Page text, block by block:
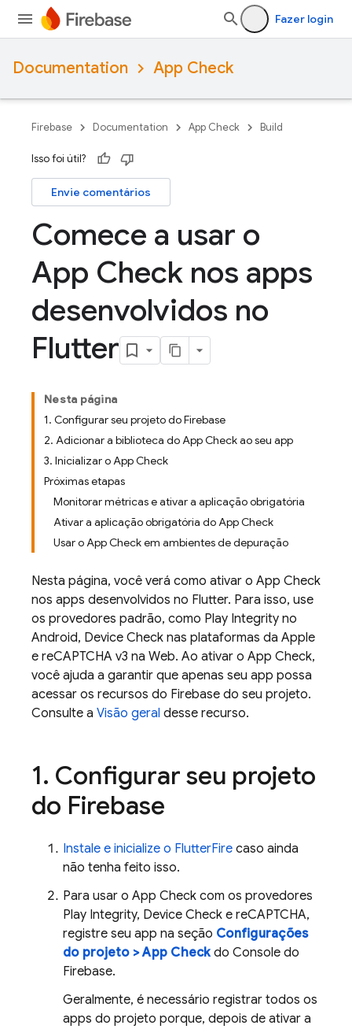
Fazer login
Documentation App Check
Firebase Documentation App Check Build
Isso foi útil?
Envie comentários
Comece a usar o
App Check nos apps
desenvolvidos no
Flutter
Nesta página
1. Configurar seu projeto do Firebase
2. Adicionar a biblioteca do App Check ao seu app
3. Inicializar o App Check
Próximas etapas
Monitorar métricas e ativar a aplicação obrigatória
Ativar a aplicação obrigatória do App Check
Usar o App Check em ambientes de depuração
Nesta página, você verá como ativar o App Check
nos apps desenvolvidos no Flutter. Para isso, use
os provedores padrão, como Play Integrity no
Android, Device Check nas plataformas da Apple
e reCAPTCHA v3 na Web. Ao ativar o App Check,
você ajuda a garantir que apenas seu app possa
acessar os recursos do Firebase do seu projeto.
Consulte a Visão geral desse recurso.
1. Configurar seu projeto
do Firebase
Instale e inicialize o FlutterFire caso ainda
não tenha feito isso.
Para usar o App Check com os provedores
Play Integrity, Device Check e reCAPTCHA,
registre seu app na seção Configurações
do projeto > App Checkdo Console do
Firebase.
Geralmente, é necessário registrar todos os
apps do projeto porque, depois de ativar a